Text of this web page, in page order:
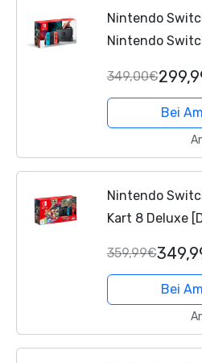
Nintendo
Nintendo
349,00€
Bei
Nintendo
Kart 8 Deluxe
359,99€
Bei